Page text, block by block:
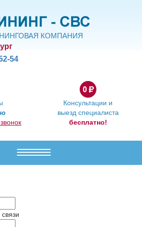
КОМПАНИЯ
54
Консультации и
выезд специалиста
бесплатно!
Меню